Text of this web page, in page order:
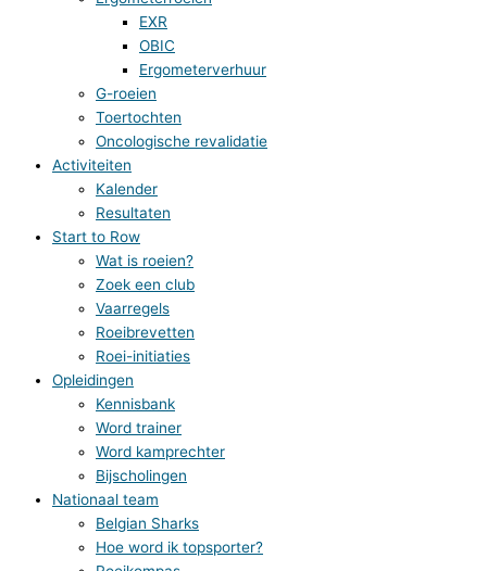
EXR
OBIC
Ergometerverhuur
G-roeien
Toertochten
Oncologische revalidatie
Activiteiten
Kalender
Resultaten
Start to Row
Wat is roeien?
Zoek een club
Vaarregels
Roeibrevetten
Roei-initiaties
Opleidingen
Kennisbank
Word trainer
Word kamprechter
Bijscholingen
Nationaal team
Belgian Sharks
Hoe word ik topsporter?